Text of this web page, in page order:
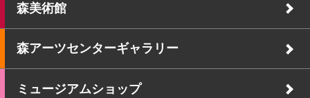
森美術館
森アーツセンターギャラリー
ミュージアムショップ